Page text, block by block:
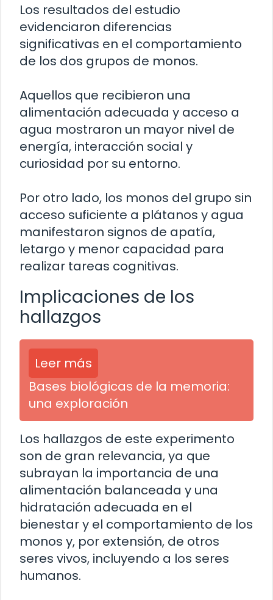
Los resultados del estudio
evidenciaron diferencias
significativas en el comportamiento
de los dos grupos de monos.
Aquellos que recibieron una
alimentación adecuada y acceso a
agua mostraron un mayor nivel de
energía, interacción social y
curiosidad por su entorno.
Por otro lado, los monos del grupo sin
acceso suficiente a plátanos y agua
manifestaron signos de apatía,
letargo y menor capacidad para
realizar tareas cognitivas.
Implicaciones de los
hallazgos
Leer más
Bases biológicas de la memoria:
una exploración
Los hallazgos de este experimento
son de gran relevancia, ya que
subrayan la importancia de una
alimentación balanceada y una
hidratación adecuada en el
bienestar y el comportamiento de los
monos y, por extensión, de otros
seres vivos, incluyendo a los seres
humanos.